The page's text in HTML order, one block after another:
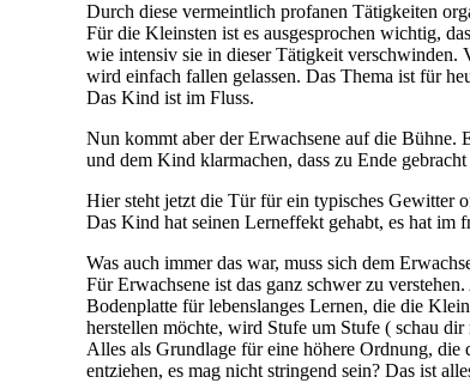
Durch diese vermeintlich profanen Tätigkeiten
Für die Kleinsten ist es ausgesprochen wichtig,
wie intensiv sie in dieser Tätigkeit verschwinden.
wird einfach fallen gelassen. Das Thema ist für
Das Kind ist im Fluss.
Nun kommt aber der Erwachsene auf die Bühne.
und dem Kind klarmachen, dass zu Ende
Hier steht jetzt die Tür für ein typisches Gewitter
Das Kind hat seinen Lerneffekt gehabt, es hat im
Was auch immer das war, muss sich dem
Für Erwachsene ist das ganz schwer zu
Bodenplatte für lebenslanges Lernen, die die
herstellen möchte, wird Stufe um Stufe ( schau
Alles als Grundlage für eine höhere Ordnung, die
entziehen, es mag nicht stringend sein? Das ist